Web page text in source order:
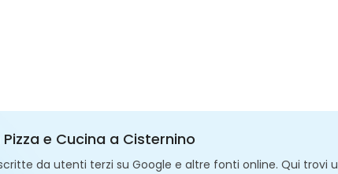
e Cucina a Cisternino
da utenti terzi su Google e altre fonti online. Qui trovi